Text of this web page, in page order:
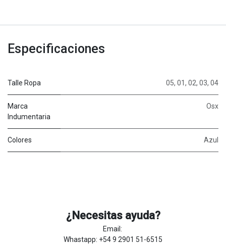
Especificaciones
Talle Ropa 05, 01, 02, 03, 04
Marca
Indumentaria
Osx
Colores Azul
¿Necesitas ayuda?
Email:
Whastapp: +54 9 2901 51-6515